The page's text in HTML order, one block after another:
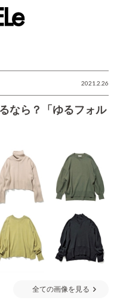
2021.2.26
なら？「ゆるフォル
全ての画像を見る